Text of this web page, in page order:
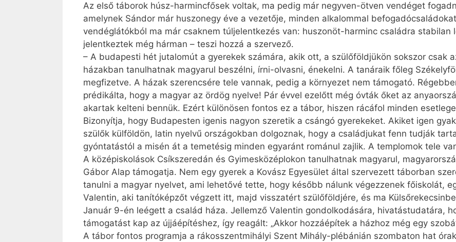
Az első táborok húsz-harmincfősek voltak, ma pedig már negyven-ötven vendéget
amelynek Sándor már huszonegy éve a vezetője, minden alkalommal
vendéglátókból ma már csaknem túljelentkezés van: huszonöt-harminc családra stabilan
jelentkeztek még hárman – teszi hozzá a szervező.
– A budapesti hét jutalomút a gyerekek számára, akik ott, a szülőföldjükön sokszor csak
házakban tanulhatnak magyarul beszélni, írni-olvasni, énekelni. A tanáraik főleg
megfizetve. A házak szerencsére tele vannak, pedig a környezet nem támogató.
prédikálta, hogy a magyar az ördög nyelve! Pár évvel ezelőtt még óvták őket az
akartak kelteni bennük. Ezért különösen fontos ez a tábor, hiszen rácáfol minden
Bizonyítja, hogy Budapesten igenis nagyon szeretik a csángó gyerekeket. Akiket igen
szülők külföldön, latin nyelvű országokban dolgoznak, hogy a családjukat fenn tudják
gyóntatástól a misén át a temetésig minden egyaránt románul zajlik. A templomok tele
A középiskolások Csíkszeredán és Gyimesközéplokon tanulhatnak magyarul,
Gábor Alap támogatja. Nem egy gyerek a Kovász Egyesület által szervezett táborban
tanulni a magyar nyelvet, ami lehetővé tette, hogy később nálunk végezzenek főiskolát,
Valentin, aki tanítóképzőt végzett itt, majd visszatért szülőföldjére, és ma
Január 9-én leégett a család háza. Jellemző Valentin gondolkodására, hivatástudatára,
támogatást kap az újjáépítéshez, így reagált: „Akkor hozzáépítek a házhoz még egy
A tábor fontos programja a rákosszentmihályi Szent Mihály-plébánián szombaton hat